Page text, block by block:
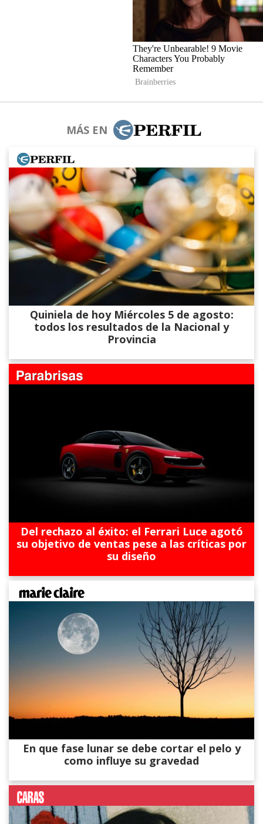
MÁS EN
Quiniela de hoy Miércoles 5 de agosto:
todos los resultados de la Nacional y
Provincia
Del rechazo al éxito: el Ferrari Luce agotó
su objetivo de ventas pese a las críticas por
su diseño
En que fase lunar se debe cortar el pelo y
como influye su gravedad